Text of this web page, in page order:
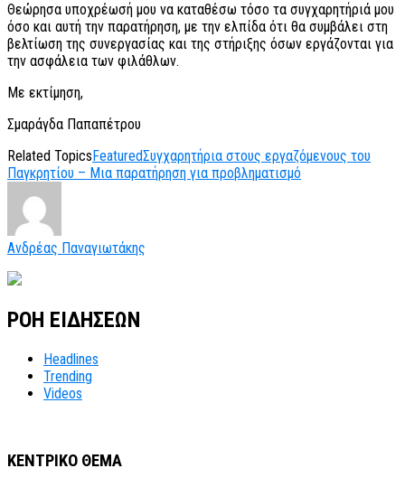
Θεώρησα υποχρέωσή μου να καταθέσω τόσο τα συγχαρητήριά μου
όσο και αυτή την παρατήρηση, με την ελπίδα ότι θα συμβάλει στη
βελτίωση της συνεργασίας και της στήριξης όσων εργάζονται για
την ασφάλεια των φιλάθλων.
Με εκτίμηση,
Σμαράγδα Παπαπέτρου
Related Topics FeaturedΣυγχαρητήρια στους εργαζόμενους του
Παγκρητίου – Μια παρατήρηση για προβληματισμό
Ανδρέας Παναγιωτάκης
ΡΟΗ ΕΙΔΗΣΕΩΝ
Headlines
Trending
Videos
ΚΕΝΤΡΙΚΟ ΘΕΜΑ